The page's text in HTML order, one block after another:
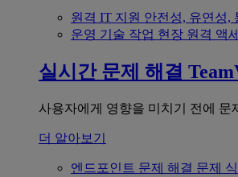
원격 IT 지원 안전성, 유연성,
운영 기술 작업 현장 원격 액
실시간 문제 해결
사용자에게 영향을 미치기 전에 문
더 알아보기
엔드포인트 문제 해결 문제